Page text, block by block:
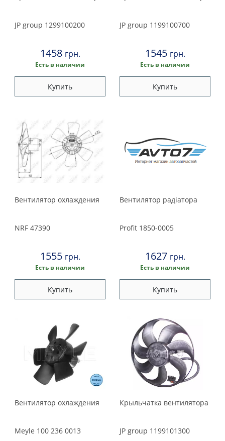
Mazda
Mercedes
Mitsubishi
Nissan
Renault
Rover
Skoda
JP group 1299100200
1458 грн.
Есть в наличии
Купить
JP group 1199100700
1545 грн.
Есть в наличии
Купить
Вентилятор охлаждения
NRF 47390
1555 грн.
Есть в наличии
Купить
Вентилятор радіатора
Profit 1850-0005
1627 грн.
Есть в наличии
Купить
Вентилятор охлаждения
Meyle 100 236 0013
Крыльчатка вентилятора
JP group 1199101300